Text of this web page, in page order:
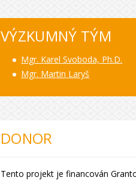
VÝZKUMNÝ TÝM
Mgr. Karel Svoboda, Ph.D.
Mgr. Martin Laryš
DONOR
Tento projekt je financován